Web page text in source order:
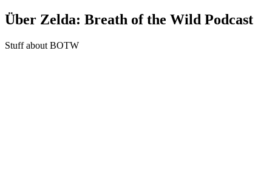
Über Zelda: Breath of the Wild Podcast
Stuff about BOTW